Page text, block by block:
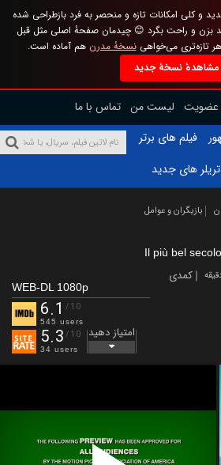
و کلی امکانات تازه و منحصر به فرد بازطراحی شده
بزن و راحت بگرد 😊 چیدمان صفحهٔ اصلی مثل قبل
تازه‌تری می‌خواهینسخهٔ مدرن هم آماده است.
مشاهدهٔ نسخهٔ جدید
عضویت لیست من تماس با ما
فیلم های برتر
تریلر های جدید
بازیگران و عوامل
کمدی
WEB-DL 1080p
6.1 /10
545 users
5.3 /10
34 users
امتیاز دهید